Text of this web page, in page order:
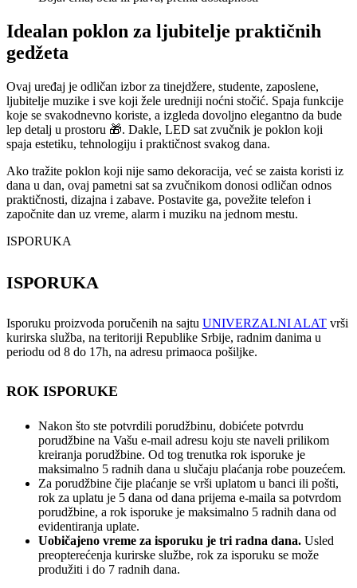
Idealan poklon za ljubitelje praktičnih
gedžeta
Ovaj uređaj je odličan izbor za tinejdžere, studente, zaposlene,
ljubitelje muzike i sve koji žele uredniji noćni stočić. Spaja funkcije
koje se svakodnevno koriste, a izgleda dovoljno elegantno da bude
lep detalj u prostoru 🎁. Dakle, LED sat zvučnik je poklon koji
spaja estetiku, tehnologiju i praktičnost svakog dana.
Ako tražite poklon koji nije samo dekoracija, već se zaista koristi iz
dana u dan, ovaj pametni sat sa zvučnikom donosi odličan odnos
praktičnosti, dizajna i zabave. Postavite ga, povežite telefon i
započnite dan uz vreme, alarm i muziku na jednom mestu.
ISPORUKA
ISPORUKA
Isporuku proizvoda poručenih na sajtu UNIVERZALNI ALAT vrši
kurirska služba, na teritoriji Republike Srbije, radnim danima u
periodu od 8 do 17h, na adresu primaoca pošiljke.
ROK ISPORUKE
Nakon što ste potvrdili porudžbinu, dobićete potvrdu
porudžbine na Vašu e-mail adresu koju ste naveli prilikom
kreiranja porudžbine. Od tog trenutka rok isporuke je
maksimalno 5 radnih dana u slučaju plaćanja robe pouzećem.
Za porudžbine čije plaćanje se vrši uplatom u banci ili pošti,
rok za uplatu je 5 dana od dana prijema e-maila sa potvrdom
porudžbine, a rok isporuke je maksimalno 5 radnih dana od
evidentiranja uplate.
Uobičajeno vreme za isporuku je tri radna dana. Usled
preopterećenja kurirske službe, rok za isporuku se može
produžiti i do 7 radnih dana.